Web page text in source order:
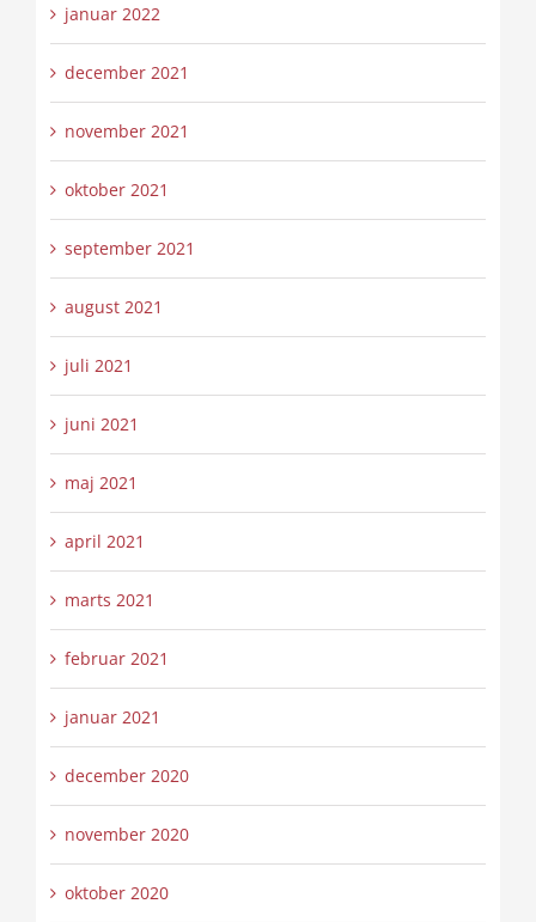
januar 2022
december 2021
november 2021
oktober 2021
september 2021
august 2021
juli 2021
juni 2021
maj 2021
april 2021
marts 2021
februar 2021
januar 2021
december 2020
november 2020
oktober 2020